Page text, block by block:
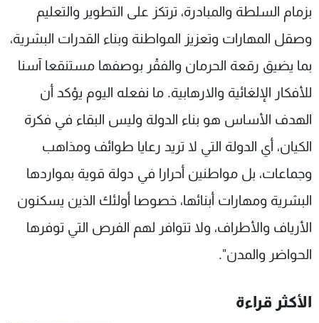
بزمام السلطة والمبادرة، ترتكز على التطوير والتعليم
وصقل المهارات وتعزيز المواطنة وبناء القدرات البشرية،
بما يضيق رقعة الحرمان والفقْر بوصفها مستنقعا آسنا
للأفكار الإلغائية والارهابية. ما نفعله اليوم يؤكد أن
الهدف الأساس هو بناء الدولة وليس البقاء في فكرة
الكيان، أي الدولة التي لا تريد رعايا طوائف ومذاهب
وجماعات، بل مواطنين أحرارا في دولة قوية بمواردها
البشرية ومهارات أبنائها، خصوصا أولئك الذين يسكنون
الأرياف والأطراف، ولا تتوافر لهم الفرص التي توفرها
الحواضر والمدن".
الأكثر قراءة